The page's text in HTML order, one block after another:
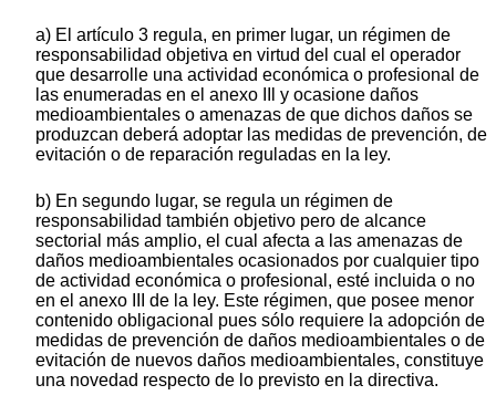
a) El artículo 3 regula, en primer lugar, un régimen de
responsabilidad objetiva en virtud del cual el operador
que desarrolle una actividad económica o profesional de
las enumeradas en el anexo IIl y ocasione daños
medioambientales o amenazas de que dichos daños se
produzcan deberá adoptar las medidas de prevención, de
evitación o de reparación reguladas en la ley.
b) En segundo lugar, se regula un régimen de
responsabilidad también objetivo pero de alcance
sectorial más amplio, el cual afecta a las amenazas de
daños medioambientales ocasionados por cualquier tipo
de actividad económica o profesional, esté incluida o no
en el anexo III de la ley. Este régimen, que posee menor
contenido obligacional pues sólo requiere la adopción de
medidas de prevención de daños medioambientales o de
evitación de nuevos daños medioambientales, constituye
una novedad respecto de lo previsto en la directiva.